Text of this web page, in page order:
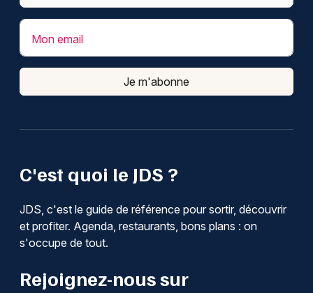
C'est quoi le JDS ?
JDS, c'est le guide de référence pour sortir, découvrir
et profiter. Agenda, restaurants, bons plans : on
s'occupe de tout.
Rejoignez-nous sur
Mon email
Je m'abonne